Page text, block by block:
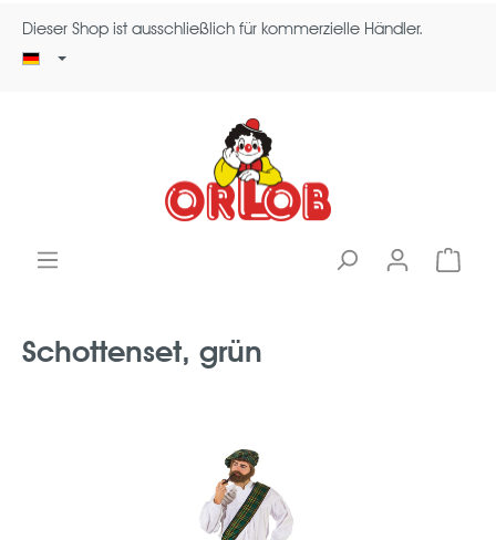
Dieser Shop ist ausschließlich für kommerzielle Händler.
Schottenset, grün